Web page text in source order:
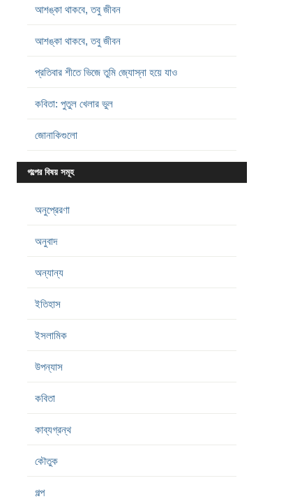
আশঙ্কা থাকবে, তবু জীবন
আশঙ্কা থাকবে, তবু জীবন
প্রতিবার শীতে ভিজে তুমি জ্যোস্না হয়ে যাও
কবিতা: পুতুল খেলার ভুল
জোনাকিগুলো
গল্পের বিষয় সমূহ
অনুপ্রেরণা
অনুবাদ
অন্যান্য
ইতিহাস
ইসলামিক
উপন্যাস
কবিতা
কাব্যগ্রন্থ
কৌতুক
গল্প